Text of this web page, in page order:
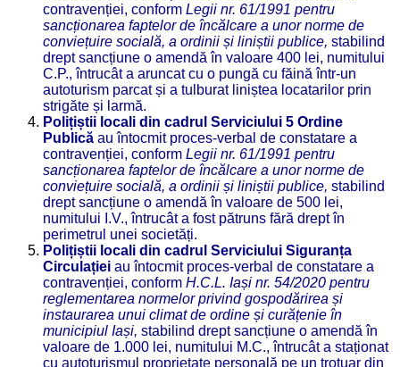
contravenției, conform Legii nr. 61/1991 pentru
sancționarea faptelor de încălcare a unor norme de
conviețuire socială, a ordinii și liniștii publice, stabilind
drept sancțiune o amendă în valoare 400 lei, numitului
C.P., întrucât a aruncat cu o pungă cu făină într-un
autoturism parcat și a tulburat liniștea locatarilor prin
strigăte și larmă.
Polițiștii locali din cadrul Serviciului 5 Ordine
Publică au întocmit proces-verbal de constatare a
contravenției, conform Legii nr. 61/1991 pentru
sancționarea faptelor de încălcare a unor norme de
conviețuire socială, a ordinii și liniștii publice, stabilind
drept sancțiune o amendă în valoare de 500 lei,
numitului I.V., întrucât a fost pătruns fără drept în
perimetrul unei societăți.
Polițiștii locali din cadrul Serviciului Siguranța
Circulației au întocmit proces-verbal de constatare a
contravenției, conform H.C.L. Iași nr. 54/2020 pentru
reglementarea normelor privind gospodărirea și
instaurarea unui climat de ordine și curățenie în
municipiul Iași, stabilind drept sancțiune o amendă în
valoare de 1.000 lei, numitului M.C., întrucât a staționat
cu autoturismul proprietate personală pe un trotuar din